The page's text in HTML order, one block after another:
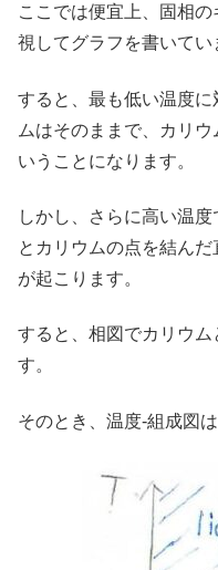
ここでは便宜上、固相
視してグラフを書いてい
すると、最も低い温度
ムはそのままで、カリウ
いうことになります。
しかし、さらに高い温
とカリウムの点を結ん
が起こります。
すると、相図でカリウム
す。
そのとき、温度-組成図